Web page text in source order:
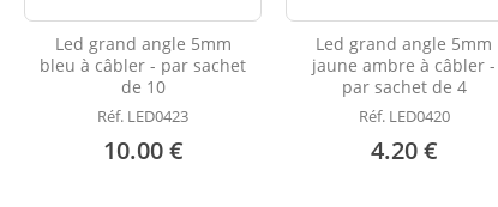
Led grand angle 5mm
bleu à câbler - par sachet
de 10
Réf. LED0423
10.00 €
Led grand angle 5mm
jaune ambre à câbler -
par sachet de 4
Réf. LED0420
4.20 €